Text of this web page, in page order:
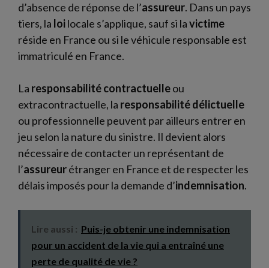
d’absence de réponse de l’assureur. Dans un pays
tiers, la loilocale s’applique, sauf si lavictime
réside en France ou si le véhicule responsable est
immatriculé en France.
La responsabilité contractuelleou
extracontractuelle, la responsabilité délictuelle
ou professionnelle peuvent par ailleurs entrer en
jeu selon la nature du sinistre. Il devient alors
nécessaire de contacter un représentant de
l’assureurétranger en France et de respecter les
délais imposés pour la demande d’indemnisation.
Lire aussi : Puis-je obtenir une indemnisation
pour un accident de la vie qui a entraîné une
perte de qualité de vie ?